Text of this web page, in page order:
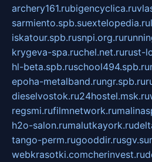
archery161.rubigencyclica.ru
sarmiento.spb.suextelopedia.ru
iskatour.spb.rusnpi.org.ru
krygeva-spa.ruchel.net.rurust-
hl-beta.spb.ruschool494.spb.ru
epoha-metalband.rungr.spb.ru
dieselvostok.ru24hostel.msk.ru
regsmi.rufilmnetwork.ru
h2o-salon.rumalutkayork.ru
tango-perm.rugooddir.rusgv.su
webkrasotki.comcherinvest.ru